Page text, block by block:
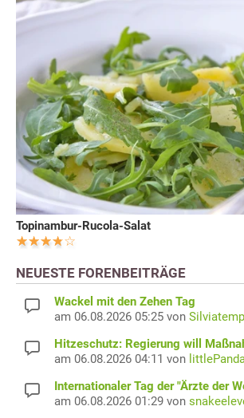
Topinambur-Rucola-Salat
NEUESTE FORENBEITRÄGE
Wackel mit den Zehen Tag
am 06.08.2026 05:25 von
Hitzeschutz: Regierung will
am 06.08.2026 04:11 von
Internationaler Tag der "Ärzte der
am 06.08.2026 01:29 von